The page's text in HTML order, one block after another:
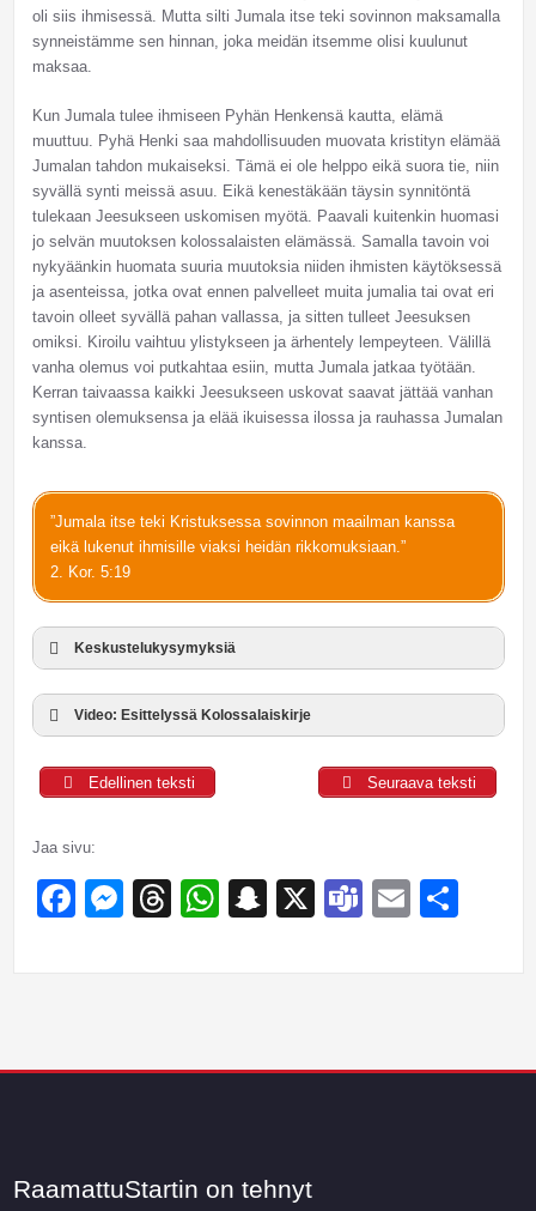
oli siis ihmisessä. Mutta silti Jumala itse teki sovinnon maksamalla
synneistämme sen hinnan, joka meidän itsemme olisi kuulunut
maksaa.
Kun Jumala tulee ihmiseen Pyhän Henkensä kautta, elämä
muuttuu. Pyhä Henki saa mahdollisuuden muovata kristityn elämää
Jumalan tahdon mukaiseksi. Tämä ei ole helppo eikä suora tie, niin
syvällä synti meissä asuu. Eikä kenestäkään täysin synnitöntä
tulekaan Jeesukseen uskomisen myötä. Paavali kuitenkin huomasi
jo selvän muutoksen kolossalaisten elämässä. Samalla tavoin voi
nykyäänkin huomata suuria muutoksia niiden ihmisten käytöksessä
ja asenteissa, jotka ovat ennen palvelleet muita jumalia tai ovat eri
tavoin olleet syvällä pahan vallassa, ja sitten tulleet Jeesuksen
omiksi. Kiroilu vaihtuu ylistykseen ja ärhentely lempeyteen. Välillä
vanha olemus voi putkahtaa esiin, mutta Jumala jatkaa työtään.
Kerran taivaassa kaikki Jeesukseen uskovat saavat jättää vanhan
syntisen olemuksensa ja elää ikuisessa ilossa ja rauhassa Jumalan
kanssa.
”Jumala itse teki Kristuksessa sovinnon maailman kanssa
eikä lukenut ihmisille viaksi heidän rikkomuksiaan.”
2. Kor. 5:19
Keskustelukysymyksiä
Video: Esittelyssä Kolossalaiskirje
Edellinen teksti Seuraava teksti
Jaa sivu:
Facebook
Messenger
Threads
WhatsApp
Snapchat
X TeamsEmail
RaamattuStartin on tehnyt